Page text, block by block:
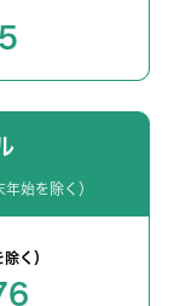
始を除く）
く）